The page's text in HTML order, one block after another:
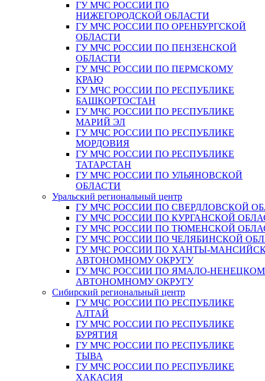
ГУ МЧС РОССИИ ПО
НИЖЕГОРОДСКОЙ ОБЛАСТИ
ГУ МЧС РОССИИ ПО ОРЕНБУРГСКОЙ
ОБЛАСТИ
ГУ МЧС РОССИИ ПО ПЕНЗЕНСКОЙ
ОБЛАСТИ
ГУ МЧС РОССИИ ПО ПЕРМСКОМУ
КРАЮ
ГУ МЧС РОССИИ ПО РЕСПУБЛИКЕ
БАШКОРТОСТАН
ГУ МЧС РОССИИ ПО РЕСПУБЛИКЕ
МАРИЙ ЭЛ
ГУ МЧС РОССИИ ПО РЕСПУБЛИКЕ
МОРДОВИЯ
ГУ МЧС РОССИИ ПО РЕСПУБЛИКЕ
ТАТАРСТАН
ГУ МЧС РОССИИ ПО УЛЬЯНОВСКОЙ
ОБЛАСТИ
Уральский региональный центр
ГУ МЧС РОССИИ ПО СВЕРДЛОВСКОЙ
ГУ МЧС РОССИИ ПО КУРГАНСКОЙ
ГУ МЧС РОССИИ ПО ТЮМЕНСКОЙ
ГУ МЧС РОССИИ ПО ЧЕЛЯБИНСКОЙ
ГУ МЧС РОССИИ ПО ХАНТЫ-
АВТОНОМНОМУ ОКРУГУ
ГУ МЧС РОССИИ ПО ЯМАЛО-
АВТОНОМНОМУ ОКРУГУ
Сибирский региональный центр
ГУ МЧС РОССИИ ПО РЕСПУБЛИКЕ
АЛТАЙ
ГУ МЧС РОССИИ ПО РЕСПУБЛИКЕ
БУРЯТИЯ
ГУ МЧС РОССИИ ПО РЕСПУБЛИКЕ
ТЫВА
ГУ МЧС РОССИИ ПО РЕСПУБЛИКЕ
ХАКАСИЯ